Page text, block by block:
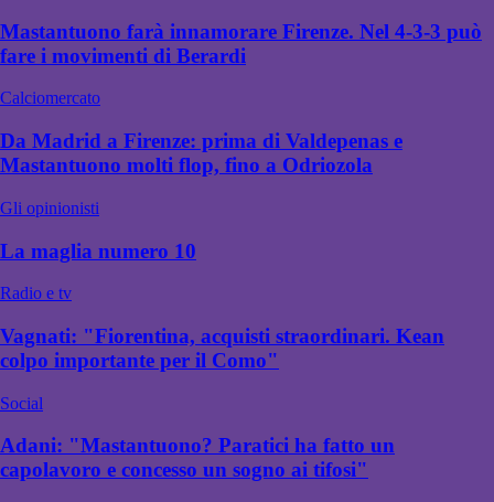
Mastantuono farà innamorare Firenze. Nel 4-3-3 può
fare i movimenti di Berardi
Calciomercato
Da Madrid a Firenze: prima di Valdepenas e
Mastantuono molti flop, fino a Odriozola
Gli opinionisti
La maglia numero 10
Radio e tv
Vagnati: "Fiorentina, acquisti straordinari. Kean
colpo importante per il Como"
Social
Adani: "Mastantuono? Paratici ha fatto un
capolavoro e concesso un sogno ai tifosi"